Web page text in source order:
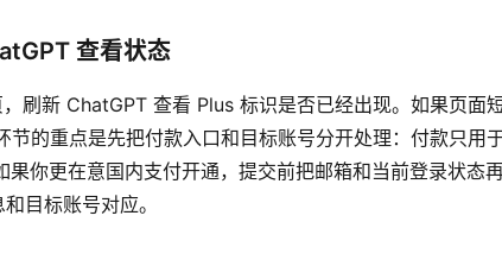
查看状态
刷新 ChatGPT 查看 Plus 标识是否已经出现。如果页面
节的重点是先把付款入口和目标账号分开处理：付款只用
果你更在意国内支付开通，提交前把邮箱和当前登录状态
目标账号对应。